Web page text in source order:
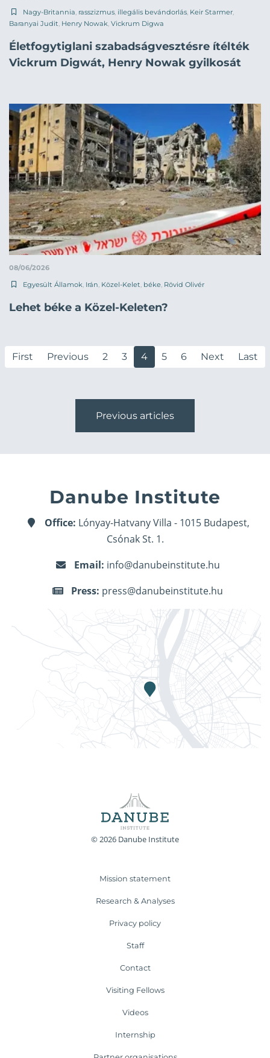
Nagy-Britannia rasszizmus illegális bevándorlás Keir Starmer
Baranyai Judit Henry Nowak Vickrum Digwa
Életfogytiglani szabadságvesztésre ítélték
Vickrum Digwát, Henry Nowak gyilkosát
08/06/2026
Egyesült Államok, Irán, Közel-Kelet, béke, Rövid Olivér
Lehet béke a Közel-Keleten?
First Previous 2 3 4 5 6 Next Last
Previous articles
Danube Institute
Office: Lónyay-Hatvany Villa - 1015 Budapest,
Csónak St. 1.
Email: info@danubeinstitute.hu
Press: press@danubeinstitute.hu
© 2026 Danube Institute
Mission statement
Research & Analyses
Privacy policy
Staff
Contact
Visiting Fellows
Videos
Internship